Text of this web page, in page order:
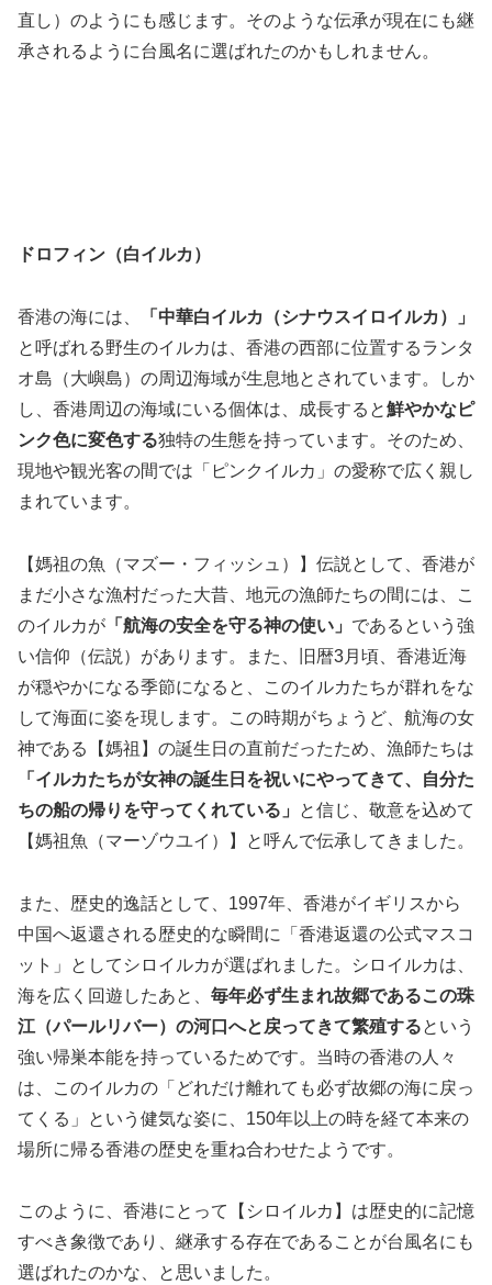
直し）のようにも感じます。そのような伝承が現在にも継
承されるように台風名に選ばれたのかもしれません。
ドロフィン（白イルカ）
香港の海には、
「中華白イルカ（シナウスイロイルカ）」
と呼ばれる野生のイルカは、香港の西部に位置するランタ
オ島（大嶼島）の周辺海域が生息地とされています。しか
し、香港周辺の海域にいる個体は、成長すると鮮やかなピ
ンク色に変色する独特の生態を持っています。そのため、
現地や観光客の間では「ピンクイルカ」の愛称で広く親し
まれています。
【媽祖の魚（マズー・フィッシュ）】伝説として、香港が
まだ小さな漁村だった大昔、地元の漁師たちの間には、こ
のイルカが 「航海の安全を守る神の使い」 であるという強
い信仰（伝説）があります。また、旧暦3月頃、香港近海
が穏やかになる季節になると、このイルカたちが群れをな
して海面に姿を現します。この時期がちょうど、航海の女
神である【媽祖】の誕生日の直前だったため、漁師たちは
「イルカたちが女神の誕生日を祝いにやってきて、自分た
ちの船の帰りを守ってくれている」
と信じ、敬意を込めて
【媽祖魚（マーゾウユイ）】と呼んで伝承してきました。
また、歴史的逸話として、1997年、香港がイギリスから
中国へ返還される歴史的な瞬間に「香港返還の公式マスコ
ット」としてシロイルカが選ばれました。シロイルカは、
海を広く回遊したあと、 毎年必ず生まれ故郷であるこの珠
江（パールリバー）の河口へと戻ってきて繁殖するという
強い帰巣本能を持っているためです。当時の香港の人々
は、このイルカの「どれだけ離れても必ず故郷の海に戻っ
てくる」という健気な姿に、150年以上の時を経て本来の
場所に帰る香港の歴史を重ね合わせたようです。
このように、香港にとって【シロイルカ】は歴史的に記憶
すべき象徴であり、継承する存在であることが台風名にも
選ばれたのかな、と思いました。